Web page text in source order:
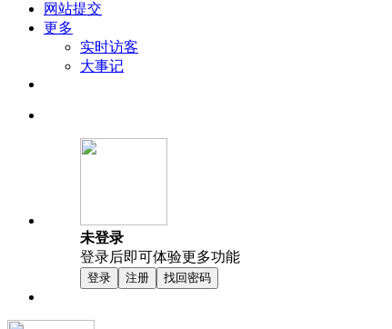
网站提交
更多
实时访客
大事记
未登录
登录后即可体验更多功能
登录 注册 找回密码